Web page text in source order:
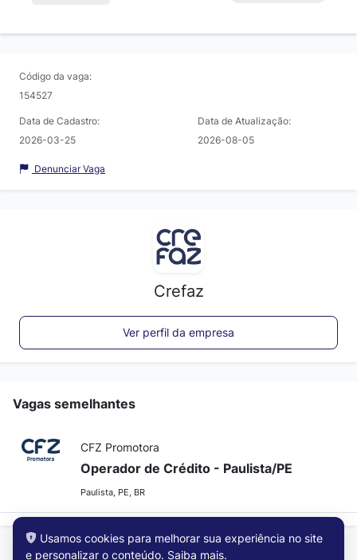
Código da vaga:
154527
Data de Cadastro:
2026-03-25
Data de Atualização:
2026-08-05
Denunciar Vaga
Crefaz
Ver perfil da empresa
Vagas semelhantes
CFZ Promotora
Operador de Crédito - Paulista/PE
Paulista, PE, BR
Usamos cookies para melhorar sua experiência no site
e personalizar o conteúdo. Saiba mais.